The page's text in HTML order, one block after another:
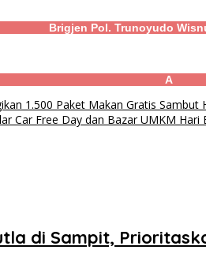
Brigjen Pol. Trunoyudo
A
1.500 Paket Makan Gratis Sambut
Car Free Day dan Bazar UMKM Hari
di Sampit,